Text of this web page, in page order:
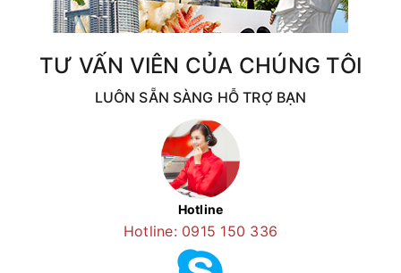
TƯ VẤN VIÊN CỦA CHÚNG TÔI
LUÔN SẴN SÀNG HỖ TRỢ BẠN
Hotline
Hotline: 0915 150 336